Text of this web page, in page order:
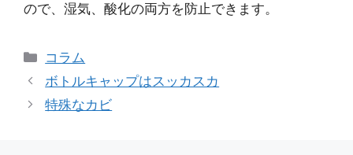
ので、湿気、酸化の両方を防止できます。
カ
テ
リ
コラム
ボトルキャップはスッカスカ
特殊なカビ